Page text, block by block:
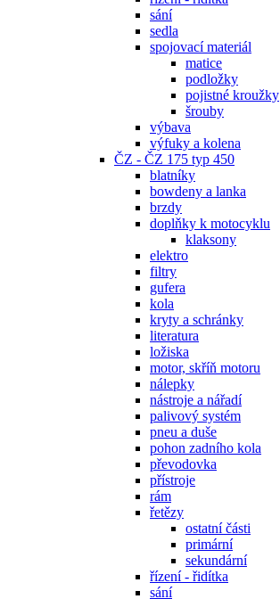
sání
sedla
spojovací materiál
matice
podložky
pojistné kroužky
šrouby
výbava
výfuky a kolena
ČZ - ČZ 175 typ 450
blatníky
bowdeny a lanka
brzdy
doplňky k motocyklu
klaksony
elektro
filtry
gufera
kola
kryty a schránky
literatura
ložiska
motor, skříň motoru
nálepky
nástroje a nářadí
palivový systém
pneu a duše
pohon zadního kola
převodovka
přístroje
rám
řetězy
ostatní části
primární
sekundární
řízení - řidítka
sání